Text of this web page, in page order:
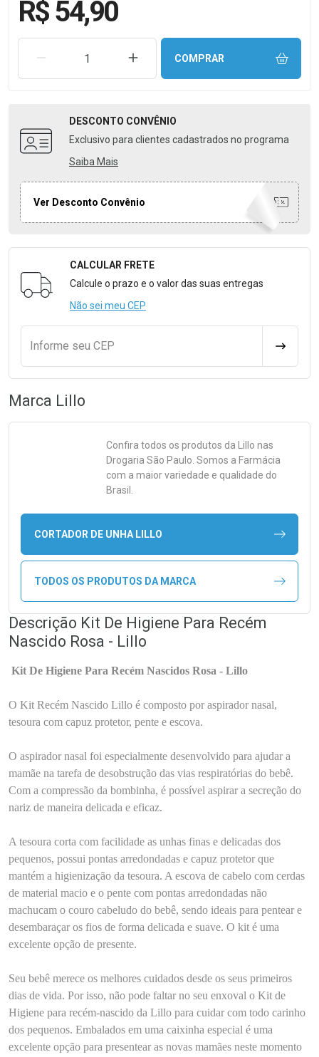
R$ 54,90
REMOVER UMA UNIDADEAUMENTAR UMA UNIDADE
COMPRAR
DESCONTO CONVÊNIO
Exclusivo para clientes cadastrados no programa
Saiba Mais
Ver Desconto Convênio
Formulário para Calcular o Frete
CALCULAR FRETE
Calcule o prazo e o valor das suas entregas
Não sei meu CEP
Informe seu CEP
Marca Lillo
Confira todos os produtos da Lillo nas
Drogaria São Paulo. Somos a Farmácia
com a maior variedade e qualidade do
Brasil.
CORTADOR DE UNHA LILLO
TODOS OS PRODUTOS DA MARCA
Descrição Kit De Higiene Para Recém
Nascido Rosa - Lillo
Kit De Higiene Para Recém Nascidos Rosa - Lillo
O Kit Recém Nascido Lillo é composto por aspirador nasal,
tesoura com capuz protetor, pente e escova.
O aspirador nasal foi especialmente desenvolvido para ajudar a
mamãe na tarefa de desobstrução das vias respiratórias do bebê.
Com a compressão da bombinha, é possível aspirar a secreção do
nariz de maneira delicada e eficaz.
A tesoura corta com facilidade as unhas finas e delicadas dos
pequenos, possui pontas arredondadas e capuz protetor que
mantém a higienização da tesoura. A escova de cabelo com cerdas
de material macio e o pente com pontas arredondadas não
machucam o couro cabeludo do bebê, sendo ideais para pentear e
desembaraçar os fios de forma delicada e suave. O kit é uma
excelente opção de presente.
Seu bebê merece os melhores cuidados desde os seus primeiros
dias de vida. Por isso, não pode faltar no seu enxoval o Kit de
Higiene para recém-nascido da Lillo para cuidar com todo carinho
dos pequenos. Embalados em uma caixinha especial é uma
excelente opção para presentear as novas mamães neste momento